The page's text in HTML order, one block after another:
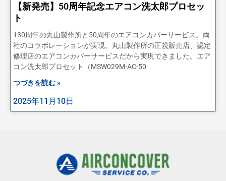
【新発売】50周年記念エアコン洗太郎プロセッ
ト
130周年の丸山製作所と50周年のエアコンカバーサービス。両
社のコラボレーションが実現。丸山製作所の正規販売店、認定
修理店のエアコンカバーサービスだから実現できました。エア
コン洗太郎プロセット（MSW029M-AC-50
つづきを読む »
2025年11月10日